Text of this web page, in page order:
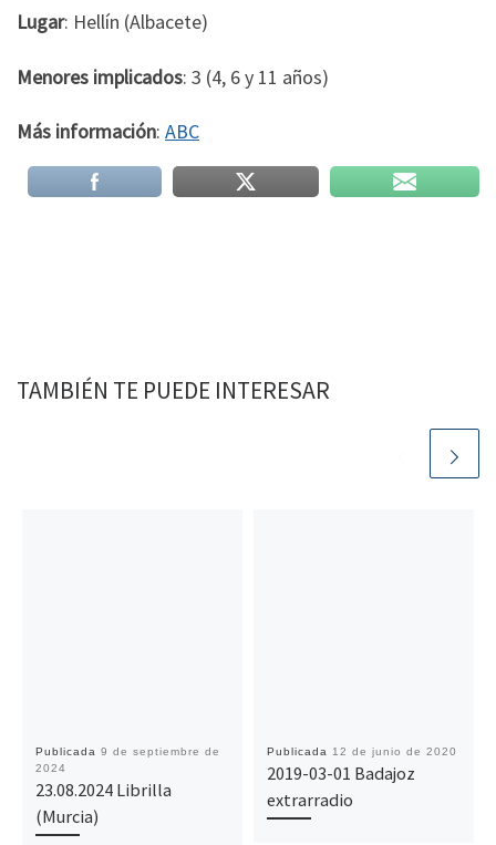
Lugar: Hellín (Albacete)
Menores implicados: 3 (4, 6 y 11 años)
Más información: ABC
TAMBIÉN TE PUEDE INTERESAR
Publicada 9 de septiembre de
2024
23.08.2024 Librilla
(Murcia)
Publicada 12 de junio de 2020
2019-03-01 Badajoz
extrarradio